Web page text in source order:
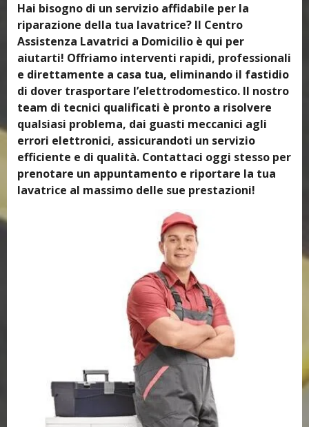
Hai bisogno di un servizio affidabile per la
riparazione della tua lavatrice? Il Centro
Assistenza Lavatrici a Domicilio è qui per
aiutarti! Offriamo interventi rapidi, professionali
e direttamente a casa tua, eliminando il fastidio
di dover trasportare l’elettrodomestico. Il nostro
team di tecnici qualificati è pronto a risolvere
qualsiasi problema, dai guasti meccanici agli
errori elettronici, assicurandoti un servizio
efficiente e di qualità. Contattaci oggi stesso per
prenotare un appuntamento e riportare la tua
lavatrice al massimo delle sue prestazioni!